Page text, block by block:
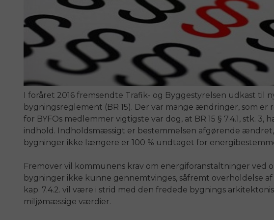
I foråret 2016 fremsendte Trafik- og Byggestyrelsen udkast til
bygningsreglement (BR 15). Der var mange ændringer, som er
for BYFOs medlemmer vigtigste var dog, at BR 15 § 7.4.1, stk.
indhold. Indholdsmæssigt er bestemmelsen afgørende
bygninger ikke længere er 100 % undtaget for
Fremover vil kommunens krav om energiforanstaltninger ved
bygninger ikke kunne gennemtvinges, såfremt overholdelse af
kap. 7.4.2. vil være i strid med den fredede bygnings
miljømæssige værdier.